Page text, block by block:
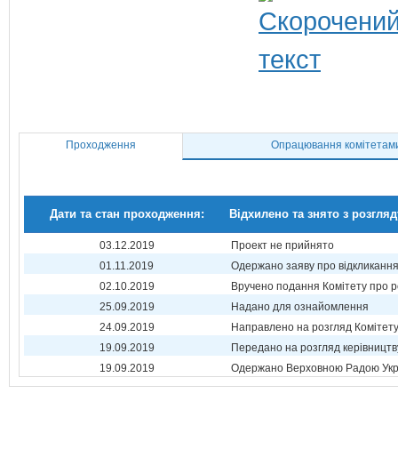
Проходження Опрацювання
Дати та стан проходження: Відхилено та знято з
03.12.2019
Проект не прийнято
01.11.2019
Одержано заяву про відкликання
02.10.2019
Вручено подання Комітету про
25.09.2019
Надано для ознайомлення
24.09.2019
Направлено на розгляд Комітету
19.09.2019
Передано на розгляд
19.09.2019
Одержано Верховною Радою